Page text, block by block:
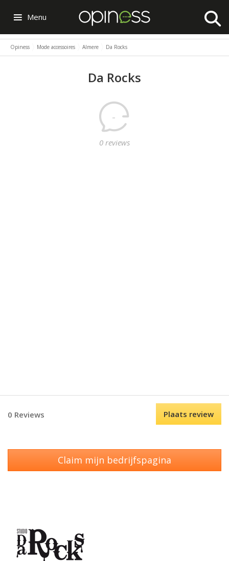
Menu
Opiness Mode accessoires Almere Da Rocks
Da Rocks
-
0 reviews
0 Reviews Plaats review
Claim mijn bedrijfspagina